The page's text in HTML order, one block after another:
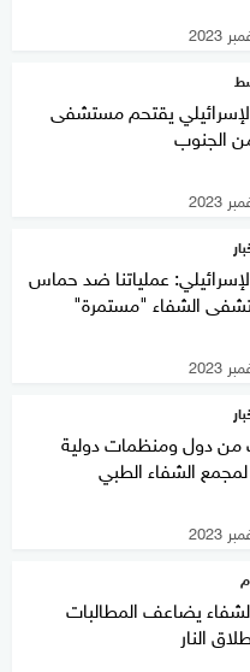
يقتحم مستشفى
الجنوب
عملياتنا ضد حماس
الشفاء "مستمرة"
من دول ومنظمات دولية
الشفاء الطبي
يضاعف المطالبات
النار